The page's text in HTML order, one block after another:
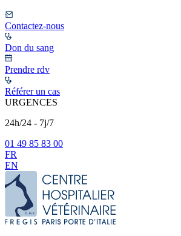
Contactez-nous
Don du sang
Prendre rdv
Référer un cas
URGENCES
24h/24 - 7j/7
01 49 85 83 00
FR
EN